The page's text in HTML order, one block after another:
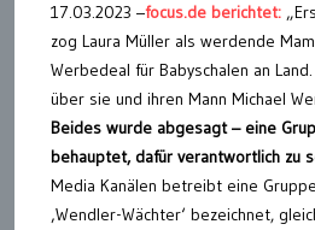
17.03.2023 –focus.de berichtet:
zog Laura Müller als werdende
Werbedeal für Babyschalen an
über sie und ihren Mann Michael
Beides wurde abgesagt – eine
behauptet, dafür verantwortlich zu
Media Kanälen betreibt eine
‚Wendler-Wächter‘ bezeichnet,